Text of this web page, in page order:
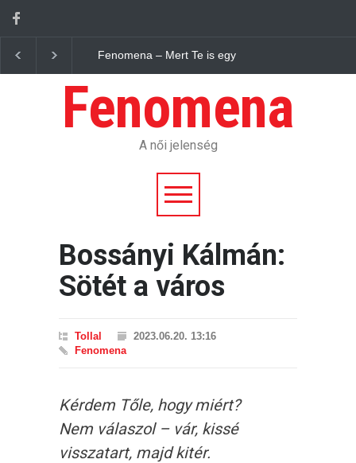
Fenomena – Mert Te is egy jelenség vagy.
Fenomena
A női jelenség
Bossányi Kálmán:
Sötét a város
Tollal
2023.06.20. 13:16
Fenomena
Kérdem Tőle, hogy miért?
Nem válaszol – vár, kissé
visszatart, majd kitér.